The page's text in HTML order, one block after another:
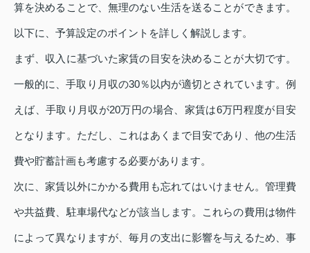
算を決めることで、無理のない生活を送ることができます。
以下に、予算設定のポイントを詳しく解説します。
まず、収入に基づいた家賃の目安を決めることが大切です。
一般的に、手取り月収の30％以内が適切とされています。例
えば、手取り月収が20万円の場合、家賃は6万円程度が目安
となります。ただし、これはあくまで目安であり、他の生活
費や貯蓄計画も考慮する必要があります。
次に、家賃以外にかかる費用も忘れてはいけません。管理費
や共益費、駐車場代などが該当します。これらの費用は物件
によって異なりますが、毎月の支出に影響を与えるため、事